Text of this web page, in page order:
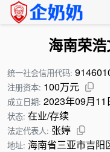
海南荣
统一社会信用代码:
注册资本: 100万元
成立日期: 2023年09月11
状态: 在业/存续
法定代表人: 张婷
地址: 海南省三亚市吉阳